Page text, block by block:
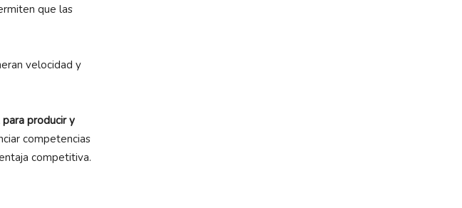
que las
velocidad y
para producir y
competencias
competitiva.